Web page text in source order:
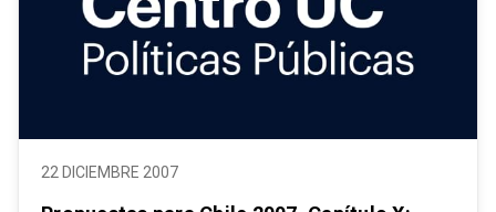
22 DICIEMBRE 2007